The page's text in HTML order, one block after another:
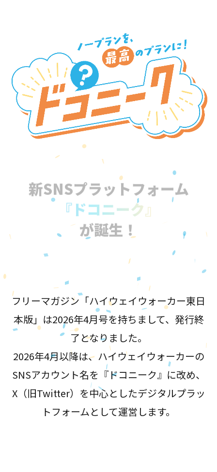
新SNSプラットフォーム
『ドコニーク』
が誕生！
フリーマガジン「ハイウェイウォーカー東日
本版」は2026年4月号を持ちまして、発行終
了となりました。
2026年4月以降は、ハイウェイウォーカーの
SNSアカウント名を『ドコニーク』に改め、
X（旧Twitter）を中心としたデジタルプラッ
トフォームとして運営します。